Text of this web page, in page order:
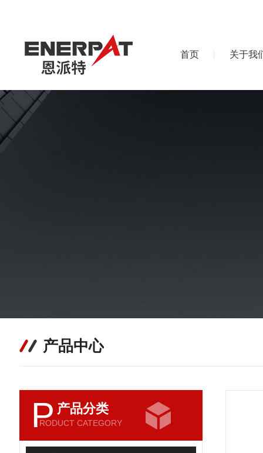
首页 关于我
产品中心
P 产品分类
RODUCT CATEGORY